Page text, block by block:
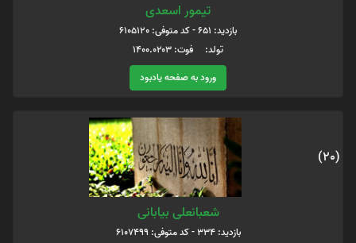
تیمور اسعدی
بازدید: 651 - کد متوفی: 6105120
تولد: فوت: ۱۴۰۰.۰۲۰۳
ورود به صفحه یادبود
(20)
شعبانعلی بیابانی
بازدید: 334 - کد متوفی: 6107499